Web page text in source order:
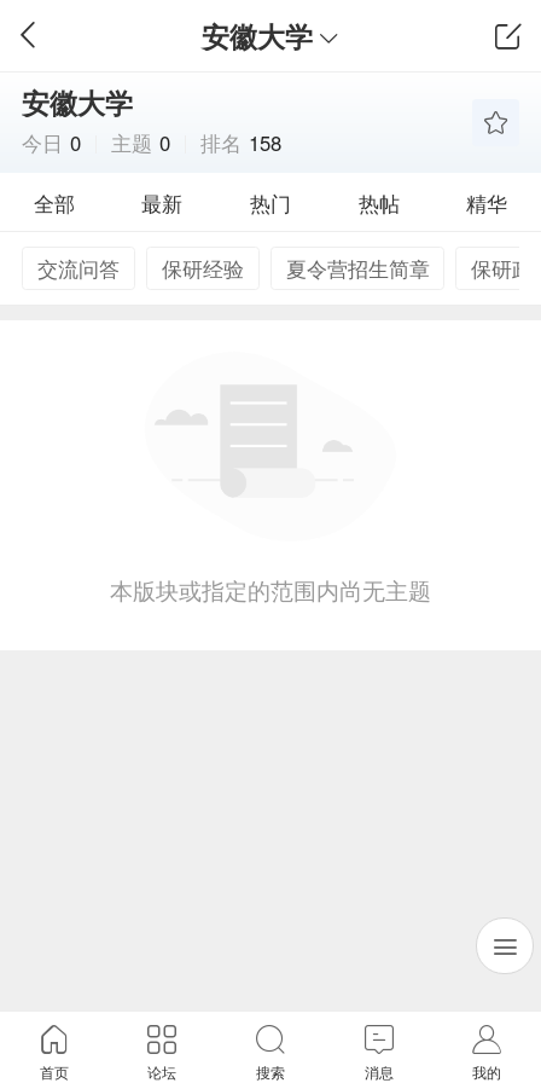
安徽大学
安徽大学
今日 0 主题 0 排名 158
全部 最新 热门 热帖 精华
交流问答 保研经验 夏令营招生简章 保研政
本版块或指定的范围内尚无主题
首页 论坛 搜索 消息 我的